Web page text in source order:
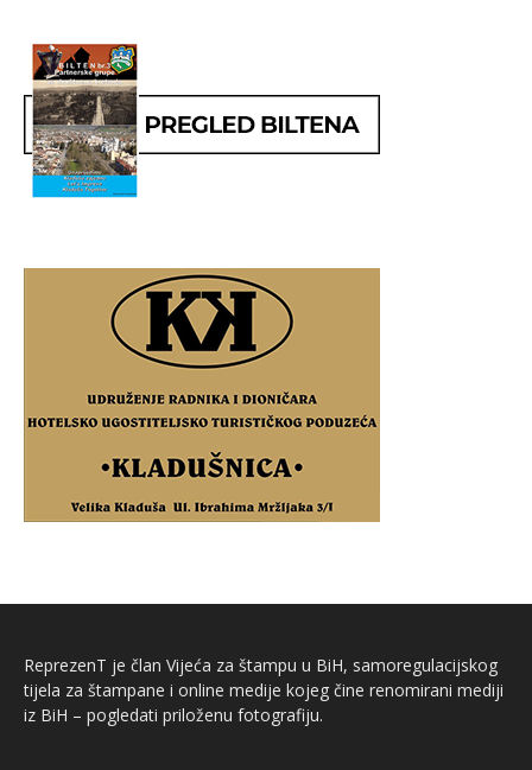
ReprezenT je član Vijeća za štampu u BiH, samoregulacijskog
tijela za štampane i online medije kojeg čine renomirani mediji
iz BiH – pogledati priloženu fotografiju.